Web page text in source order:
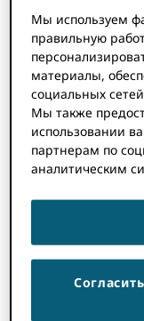
Услуги /
ORCID учет
учет
Вы можете
ORCID
форм,
Мы используем
правильную
материалы,
социальных
Мы также
использовании
партнерам по
аналитическим